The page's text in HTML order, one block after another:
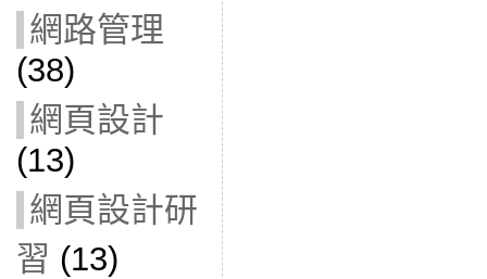
網路管理
(38)
網頁設計
(13)
網頁設計研
習 (13)